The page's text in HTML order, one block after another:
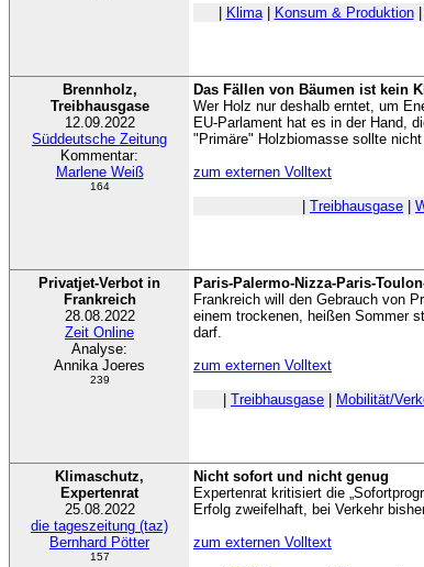
Klima| Konsum & Produktion|
Brennholz,
Treibhausgase
12.09.2022
Süddeutsche Zeitung
Kommentar:
Marlene Weiß
164
Das Fällen von Bäumen ist kein
Wer Holz nur deshalb erntet, um
EU-Parlament hat es in der Hand,
"Primäre" Holzbiomasse sollte
zum externen Volltext
Treibhausgase
Privatjet-Verbot in
Frankreich
28.08.2022
Zeit Online
Analyse:
Annika Joeres
239
Paris-Palermo-Nizza-Paris-
Frankreich will den Gebrauch von
einem trockenen, heißen Sommer
darf.
zum externen Volltext
Treibhausgase Mobilität/
Klimaschutz,
Expertenrat
25.08.2022
die tageszeitung (taz)
Bernhard Pötter
157
Nicht sofort und nicht genug
Expertenrat kritisiert die
Erfolg zweifelhaft, bei Verkehr
zum externen Volltext